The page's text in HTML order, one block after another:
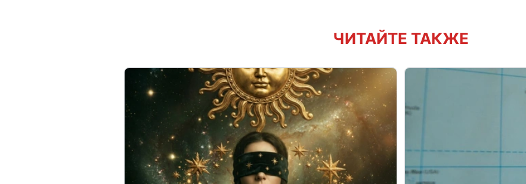
ЧИТАЙТЕ ТАКЖЕ